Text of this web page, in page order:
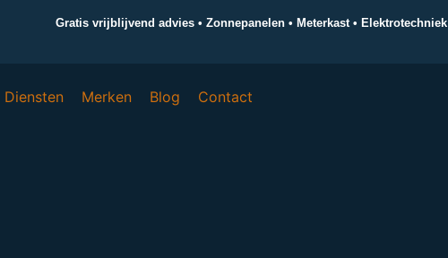
Gratis vrijblijvend advies • Zonnepanelen • Meterkast • Elektrotechniek
Diensten Merken Blog Contact